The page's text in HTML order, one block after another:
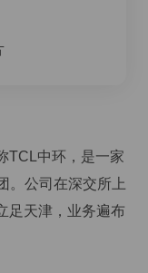
TCL中环，是一家
。公司在深交所上
足天津，业务遍布